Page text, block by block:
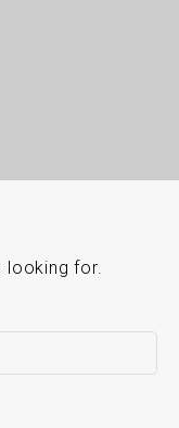
looking for.